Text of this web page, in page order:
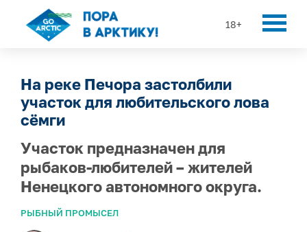
18+
На реке Печора застолбили
участок для любительского лова
сёмги
Участок предназначен для
рыбаков-любителей – жителей
Ненецкого автономного округа.
РЫБНЫЙ ПРОМЫСЕЛ